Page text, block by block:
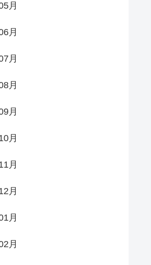
月
月
月
月
月
月
月
月
月
月